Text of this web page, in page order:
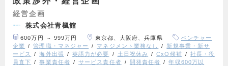
経営企画
株式会社青楓館
600万円 ～ 999万円 東京都、大阪府、兵庫県
ベンチャー
企業
管理職・マネジャー マネジメント業務なし
新規事業・新サ
ービス
海外出張 英語力が必要 土日祝休み CxO候補
社長・役
員直下
事業責任者 サービス責任者 開発責任者
年収600万以